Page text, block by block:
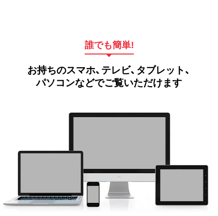
誰でも簡単!
お持ちのスマホ、テレビ、タブレット、
パソコンなどでご覧いただけます